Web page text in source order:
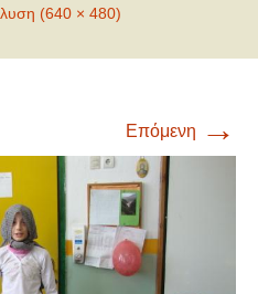
(640 × 480)
Επόμενη →